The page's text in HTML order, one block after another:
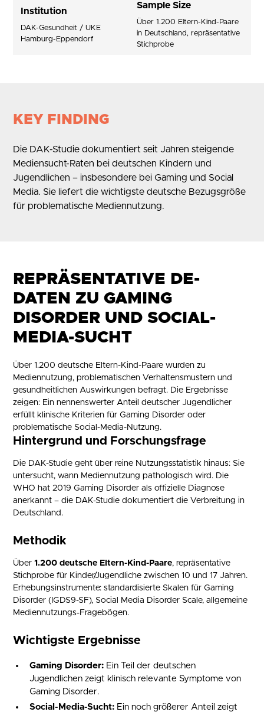
Institution
DAK-Gesundheit / UKE
Hamburg-Eppendorf
Sample Size
Über 1.200 Eltern-Kind-Paare
in Deutschland, repräsentative
Stichprobe
KEY FINDING
Die DAK-Studie dokumentiert seit Jahren steigende
Mediensucht-Raten bei deutschen Kindern und
Jugendlichen – insbesondere bei Gaming und Social
Media. Sie liefert die wichtigste deutsche Bezugsgröße
für problematische Mediennutzung.
REPRÄSENTATIVE DE-
DATEN ZU GAMING
DISORDER UND SOCIAL-
MEDIA-SUCHT
Über 1.200 deutsche Eltern-Kind-Paare wurden zu
Mediennutzung, problematischen Verhaltensmustern und
gesundheitlichen Auswirkungen befragt. Die Ergebnisse
zeigen: Ein nennenswerter Anteil deutscher Jugendlicher
erfüllt klinische Kriterien für Gaming Disorder oder
problematische Social-Media-Nutzung.
Hintergrund und Forschungsfrage
Die DAK-Studie geht über reine Nutzungsstatistik hinaus: Sie
untersucht, wann Mediennutzung pathologisch wird. Die
WHO hat 2019 Gaming Disorder als offizielle Diagnose
anerkannt – die DAK-Studie dokumentiert die Verbreitung in
Deutschland.
Methodik
Über1.200 deutsche Eltern-Kind-Paare, repräsentative
Stichprobe für Kinder/Jugendliche zwischen 10 und 17 Jahren.
Erhebungsinstrumente: standardisierte Skalen für Gaming
Disorder (IGDS9-SF), Social Media Disorder Scale, allgemeine
Mediennutzungs-Fragebögen.
Wichtigste Ergebnisse
Gaming Disorder: Ein Teil der deutschen
Jugendlichen zeigt klinisch relevante Symptome von
Gaming Disorder.
Social-Media-Sucht: Ein noch größerer Anteil zeigt